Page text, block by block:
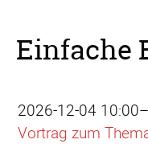
Einfache
2026-12-04
Vortrag zum